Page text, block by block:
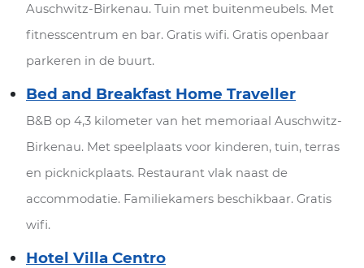
Auschwitz-Birkenau. Tuin met buitenmeubels. Met
fitnesscentrum en bar. Gratis wifi. Gratis openbaar
parkeren in de buurt.
Bed and Breakfast Home Traveller
B&B op 4,3 kilometer van het memoriaal Auschwitz-
Birkenau. Met speelplaats voor kinderen, tuin, terras
en picknickplaats. Restaurant vlak naast de
accommodatie. Familiekamers beschikbaar. Gratis
wifi.
Hotel Villa Centro